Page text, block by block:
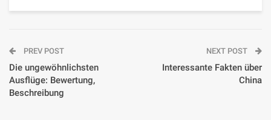
PREV POST
Die ungewöhnlichsten
Ausflüge: Bewertung,
Beschreibung
NEXT POST
Interessante Fakten über
China